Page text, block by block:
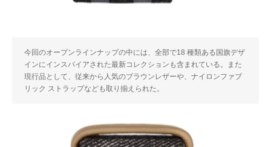
今回のオープンラインナップの中には、全部で18 種類ある国旗デザ
インにインスパイアされた最新コレクションも含まれている。また
現行品として、従来から人気のブラウンレザーや、ナイロンファブ
リック ストラップなども取り揃えられた。